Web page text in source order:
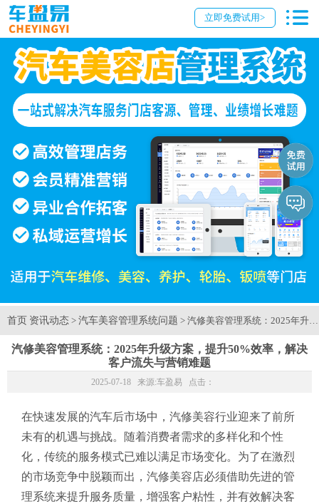
立即免费试用>
首页 资讯动态 > 汽车美容管理系统问题 > 汽修美容管理系统：2025年升
汽修美容管理系统：2025年升级方案，提升50%效率，解决
客户流失与营销难题
2025-07-18 来源:车盈易 点击：
在快速发展的汽车后市场中，汽修美容行业迎来了前所
未有的机遇与挑战。随着消费者需求的多样化和个性
化，传统的服务模式已难以满足市场变化。为了在激烈
的市场竞争中脱颖而出，汽修美容店必须借助先进的管
理系统来提升服务质量，增强客户粘性，并有效解决客